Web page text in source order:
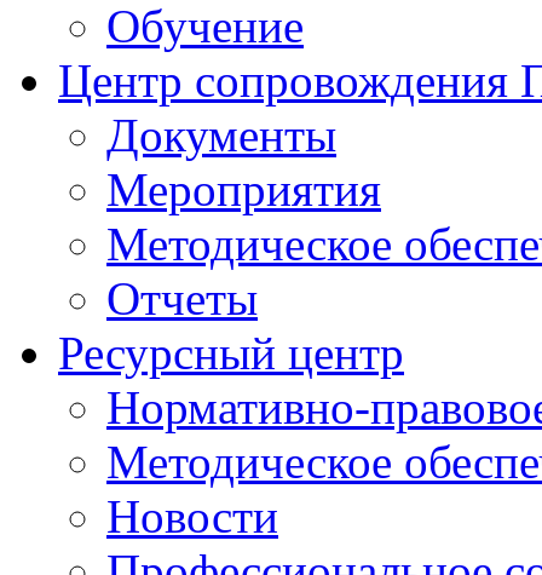
Обучение
Центр сопровождения
Документы
Мероприятия
Методическое
Отчеты
Ресурсный центр
Нормативно-
Методическое
Новости